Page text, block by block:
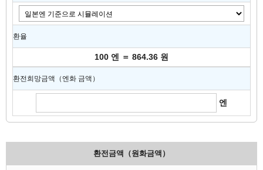
환율
100 엔 ＝ 864.36 원
환전희망금액（엔화 금액）
엔
환전금액（원화금액）